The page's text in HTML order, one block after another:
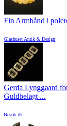
Fin Armbånd i
Glashuset Antik & Design
Gerda Lynggaard
Guldbelagt ...
Bestik.dk